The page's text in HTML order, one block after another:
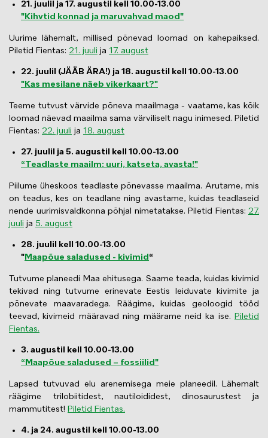
21. juulil ja 17. augustil kell 10.00-13.00
"Kihvtid konnad ja maruvahvad maod"
Uurime lähemalt, millised põnevad loomad on kahepaiksed.
Piletid Fientas: 21. juuli ja 17. august
22. juulil (JÄÄB ÄRA!) ja 18. augustil kell 10.00-13.00
"Kas mesilane näeb vikerkaart?"
Teeme tutvust värvide põneva maailmaga - vaatame, kas kõik
loomad näevad maailma sama värviliselt nagu inimesed. Piletid
Fientas: 22. juuli ja 18. august
27. juulil ja 5. augustil kell 10.00-13.00
“Teadlaste maailm: uuri, katseta, avasta!"
Piilume üheskoos teadlaste põnevasse maailma. Arutame, mis
on teadus, kes on teadlane ning avastame, kuidas teadlaseid
nende uurimisvaldkonna põhjal nimetatakse. Piletid Fientas: 27.
juuli ja 5. august
28. juulil kell 10.00-13.00
" Maapõue saladused - kivimid “
Tutvume planeedi Maa ehitusega. Saame teada, kuidas kivimid
tekivad ning tutvume erinevate Eestis leiduvate kivimite ja
põnevate maavaradega. Räägime, kuidas geoloogid tööd
teevad, kivimeid määravad ning määrame neid ka ise.
Piletid
Fientas.
3. augustil kell 10.00-13.00
“Maapõue saladused – fossiilid"
Lapsed tutvuvad elu arenemisega meie planeedil. Lähemalt
räägime trilobiitidest, nautiloididest, dinosaurustest ja
mammutitest! Piletid Fientas.
4. ja 24. augustil kell 10.00-13.00